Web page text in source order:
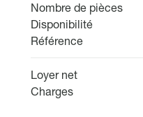
Nombre de pièces
Disponibilité
Référence
Loyer net
Charges